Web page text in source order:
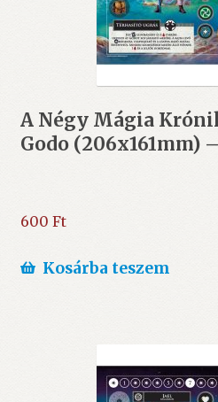
A Négy Mágia
Godo (206x161mm)
600 Ft
Kosárba teszem